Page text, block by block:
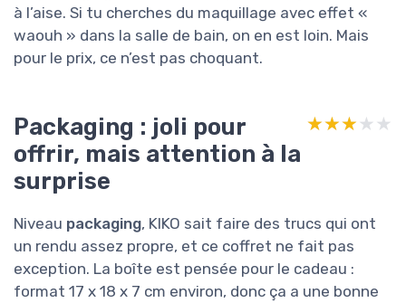
à l’aise. Si tu cherches du maquillage avec effet «
waouh » dans la salle de bain, on en est loin. Mais
pour le prix, ce n’est pas choquant.
Packaging : joli pour
offrir, mais attention à la
surprise
★★★★★
★★★★★
Niveau packaging, KIKO sait faire des trucs qui ont
un rendu assez propre, et ce coffret ne fait pas
exception. La boîte est pensée pour le cadeau :
format 17 x 18 x 7 cm environ, donc ça a une bonne